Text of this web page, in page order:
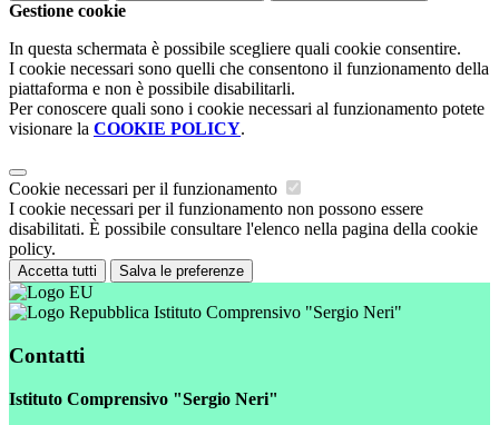
Gestione cookie
In questa schermata è possibile scegliere quali cookie consentire.
I cookie necessari sono quelli che consentono il funzionamento della
piattaforma e non è possibile disabilitarli.
Per conoscere quali sono i cookie necessari al funzionamento potete
visionare la COOKIE POLICY.
Cookie necessari per il funzionamento
I cookie necessari per il funzionamento non possono essere
disabilitati. È possibile consultare l'elenco nella pagina della cookie
policy.
Accetta tutti Salva le preferenze
Istituto Comprensivo "Sergio Neri"
Contatti
Istituto Comprensivo "Sergio Neri"